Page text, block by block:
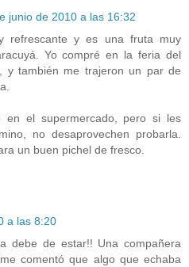
junio de 2010 a las 16:32
refrescante y es una fruta muy
Yo compré en la feria del
y también me trajeron un par de
en el supermercado, pero si les
no desaprovechen probarla.
un buen pichel de fresco.
a las 8:20
debe de estar!! Una compañera
comentó que algo que echaba